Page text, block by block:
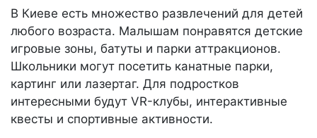
В Киеве есть множество развлечений для детей
любого возраста. Малышам понравятся детские
игровые зоны, батуты и парки аттракционов.
Школьники могут посетить канатные парки,
картинг или лазертаг. Для подростков
интересными будут VR-клубы, интерактивные
квесты и спортивные активности.